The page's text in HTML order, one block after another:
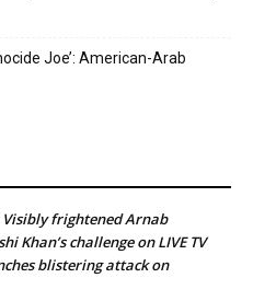
Joe’: American-Arab
Visibly frightened Arnab
Khan’s challenge on LIVE TV
blistering attack on